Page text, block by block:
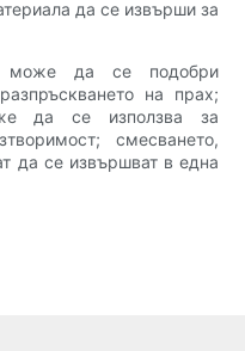
да се извърши за
може да се подобри
на прах;
да се използва за
смесването,
да се извършват в една